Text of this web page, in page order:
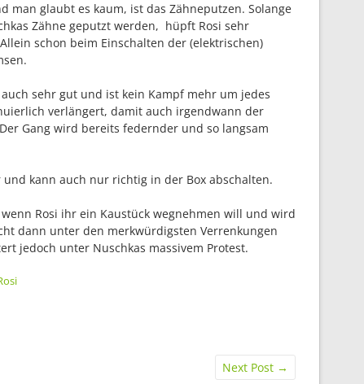
man glaubt es kaum, ist das Zähneputzen. Solange
Zähne geputzt werden, hüpft Rosi sehr
schon beim Einschalten der (elektrischen)
sehr gut und ist kein Kampf mehr um jedes
verlängert, damit auch irgendwann der
Gang wird bereits federnder und so langsam
kann auch nur richtig in der Box abschalten.
Rosi ihr ein Kaustück wegnehmen will und wird
dann unter den merkwürdigsten Verrenkungen
jedoch unter Nuschkas massivem Protest.
Next Post →